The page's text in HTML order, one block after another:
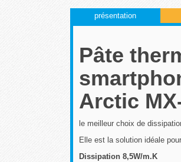
présentation
Pâte
Arctic
le meilleur choix de
Elle est la solution idéale
Dissipation 8,5W/m.K